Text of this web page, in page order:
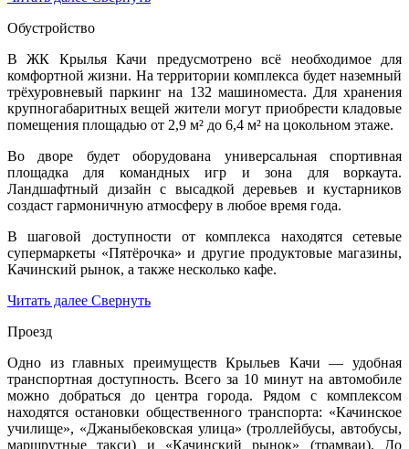
Обустройство
В ЖК Крылья Качи предусмотрено всё необходимое для
комфортной жизни. На территории комплекса будет наземный
трёхуровневый паркинг на 132 машиноместа. Для хранения
крупногабаритных вещей жители могут приобрести кладовые
помещения площадью от 2,9 м² до 6,4 м² на цокольном этаже.
Во дворе будет оборудована универсальная спортивная
площадка для командных игр и зона для воркаута.
Ландшафтный дизайн с высадкой деревьев и кустарников
создаст гармоничную атмосферу в любое время года.
В шаговой доступности от комплекса находятся сетевые
супермаркеты «Пятёрочка» и другие продуктовые магазины,
Качинский рынок, а также несколько кафе.
Читать далее Свернуть
Проезд
Одно из главных преимуществ Крыльев Качи — удобная
транспортная доступность. Всего за 10 минут на автомобиле
можно добраться до центра города. Рядом с комплексом
находятся остановки общественного транспорта: «Качинское
училище», «Джаныбековская улица» (троллейбусы, автобусы,
маршрутные такси) и «Качинский рынок» (трамваи). До